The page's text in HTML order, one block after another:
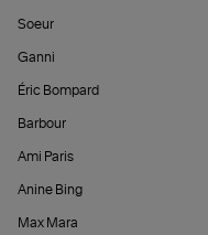
Soeur
Ganni
Éric Bompard
Barbour
Ami Paris
Anine Bing
Max Mara